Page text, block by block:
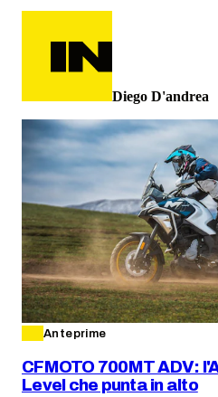
Diego D'andrea
Anteprime
CFMOTO 700MT ADV:
Level che punta in alto